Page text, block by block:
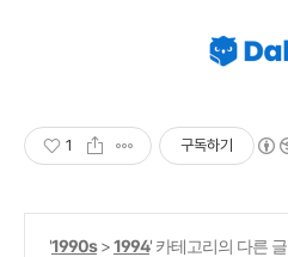
1 구독하기
'1990s>1994' 카테고리의 다른 글